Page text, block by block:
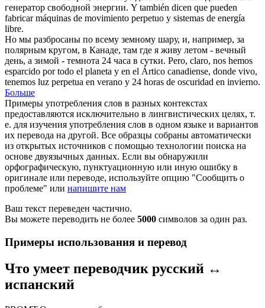
генератор свободной энергии. Y también dicen que pueden
fabricar máquinas de movimiento perpetuo y sistemas de energía
libre.
Но мы разбросаны по всему земному шару, и, например, за
полярным кругом, в Канаде, там где я живу летом - вечный
день, а зимой - темнота 24 часа в сутки. Pero, claro, nos hemos
esparcido por todo el planeta y en el Ártico canadiense, donde vivo,
tenemos luz perpetua en verano y 24 horas de oscuridad en invierno.
Больше
Примеры употребления слов в разных контекстах
предоставляются исключительно в лингвистических целях, т.
е. для изучения употребления слов в одном языке и вариантов
их перевода на другой. Все образцы собраны автоматически
из открытых источников с помощью технологии поиска на
основе двуязычных данных. Если вы обнаружили
орфографическую, пунктуационную или иную ошибку в
оригинале или переводе, используйте опцию "Сообщить о
проблеме" или напишите нам
Ваш текст переведен частично.
Вы можете переводить не более 5000 символов за один раз.
Примеры использования и перевод
Что умеет переводчик русский ↔
испанский